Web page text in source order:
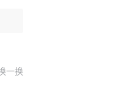
一换